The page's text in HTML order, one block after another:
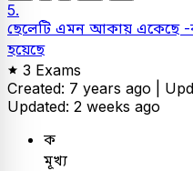
5.
ছেলেটি এমন আকায় একেছে -
হয়েছে
3 Exams
Created: 7 years ago |
Updated: 2 weeks ago
ক
মূখ্য